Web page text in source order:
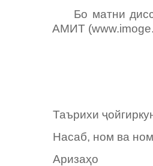
Бо матни
АМИТ
Таърихи
Насаб, ном ва
Аризаҳо